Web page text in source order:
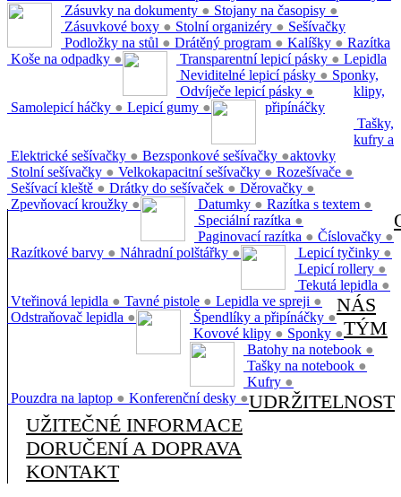
Zásuvky na dokumenty ● Stojany na časopisy ●
Zásuvkové boxy ● Stolní organizéry ●
Podložky na stůl ● Drátěný program ● Kalíšky ●
Koše na odpadky ● Transparentní lepicí pásky ●
Neviditelné lepicí pásky ●
Odvíječe lepicí pásky ●
Samolepicí háčky ● Lepicí gumy ●
Sešívačky
Elektrické sešívačky ● Bezsponkové sešívačky ●
Stolní sešívačky ● Velkokapacitní sešívačky ● Rozešívače ●
Sešívací kleště ● Drátky do sešívaček ● Děrovačky ●
Zpevňovací kroužky ●
Razítka
Datumky ● Razítka s textem ●
Speciální razítka ●
Paginovací razítka ● Číslovačky ●
Razítkové barvy ● Náhradní polštářky ●
Lepidla
Lepicí tyčinky ●
Lepicí rollery ●
Tekutá lepidla ●
Vteřinová lepidla ● Tavné pistole ● Lepidla ve spreji ●
Odstraňovač lepidla ●
Sponky,
klipy,
připínáčky
Špendlíky a připínáčky ●
Kovové klipy ● Sponky ●
Tašky,
kufry a
aktovky
Batohy na notebook ●
Tašky na notebook ●
Kufry ●
Pouzdra na laptop ● Konferenční desky ●
NÁS
TÝM
UDRŽITELNOST
UŽITEČNÉ INFORMACE
DORUČENÍ A DOPRAVA
KONTAKT